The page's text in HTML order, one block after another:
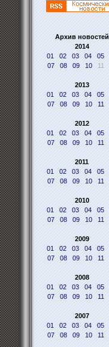
Архив новостей
2014
01
02 03 04 05
07
08 09 10 11
2013
01
02 03 04 05
07
08 09 10 11
2012
01
02 03 04 05
07
08 09 10 11
2011
01
02 03 04 05
07
08 09 10 11
2010
01
02 03 04 05
07
08 09 10 11
2009
01
02 03 04 05
07
08 09 10 11
2008
01
02 03 04 05
07
08 09 10 11
2007
01
02 03 04 05
07
08 09 10 11